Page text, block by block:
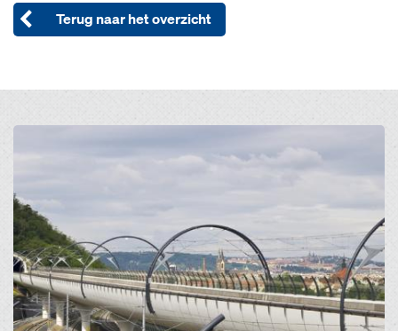
Terug naar het overzicht
Open